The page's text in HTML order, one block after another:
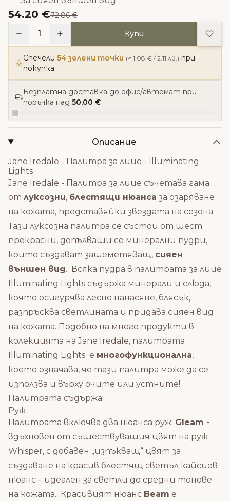
54.20 €72.86 €
1 Купи
Спечели 54 зелени точки (≈ 1.08 € / 2.11 лв.) при
покупка
Безплатна доставка до офис/автомат при
поръчка над 50,00 €
Описание
Jane Iredale - Палитра за лице - Illuminating
Lights
Jane Iredale - Палитра за лице съчетава гама
от луксозни, блестящи нюанса за озаряване
на кожата, представяйки звездата на сезона.
Тази луксозна палитра се състои от шест
прекрасни, допълващи се минерални пудри,
които създават зашеметяващ, сияен
външен вид. Всяка пудра в палитрата за лице
Illuminating Lights съдържа минерали и слюда,
която осигурява лесно нанасяне, блясък,
разпръсква светлината и придава сияен вид
на кожата. Подобно на много продукти в
колекцията на Jane Iredale, палитрата
Illuminating Lights е многофункционална,
което означава, че тази палитра може да се
използва и върху очите или устните!
Палитрата съдържа:
Руж
Палитрата включва два нюанса руж: Gleam -
вдъхновен от съществуващия цвят на руж
Whisper, с добавен „изпъкващ“ цвят за
създаване на красив блестящ светъл кайсиев
нюанс – идеален за светли до средни тонове
на кожата. Красивият нюанс Beam е